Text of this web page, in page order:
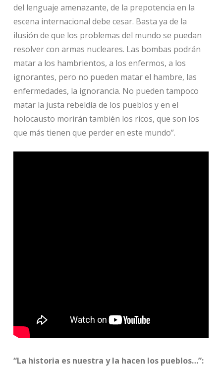
del lenguaje amenazante, de la prepotencia en la
escena internacional debe cesar. Basta ya de la
ilusión de que los problemas del mundo se puedan
resolver con armas nucleares. Las bombas podrán
matar a los hambrientos, a los enfermos, a los
ignorantes, pero no pueden matar el hambre, las
enfermedades, la ignorancia. No pueden tampoco
matar la justa rebeldía de los pueblos y en el
holocausto morirán también los ricos, que son los
que más tienen que perder en este mundo”.
“La historia es nuestra y la hacen los pueblos…”: